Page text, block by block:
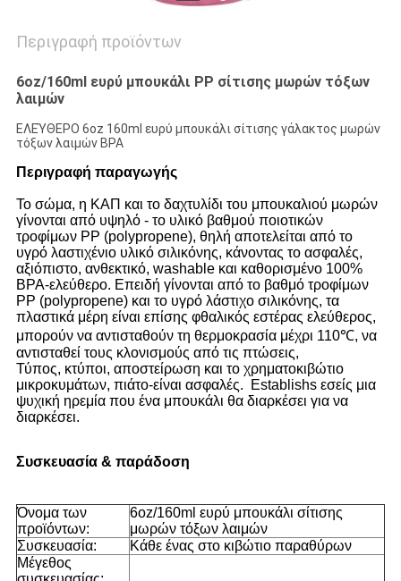
Περιγραφή προϊόντων
6oz/160ml ευρύ μπουκάλι PP σίτισης μωρών τόξων
λαιμών
ΕΛΕΎΘΕΡΟ 6oz 160ml ευρύ μπουκάλι σίτισης γάλακτος μωρών
τόξων λαιμών BPA
Περιγραφή παραγωγής
Το σώμα, η ΚΑΠ και το δαχτυλίδι του μπουκαλιού μωρών
γίνονται από υψηλό - το υλικό βαθμού ποιοτικών
τροφίμων PP (polypropene), θηλή αποτελείται από το
υγρό λαστιχένιο υλικό σιλικόνης, κάνοντας το ασφαλές,
αξιόπιστο, ανθεκτικό, washable και καθορισμένο 100%
BPA-ελεύθερο. Επειδή γίνονται από το βαθμό τροφίμων
PP (polypropene) και το υγρό λάστιχο σιλικόνης, τα
πλαστικά μέρη είναι επίσης φθαλικός εστέρας ελεύθερος,
μπορούν να αντισταθούν τη θερμοκρασία μέχρι 110℃, να
αντισταθεί τους κλονισμούς από τις πτώσεις,
Τύπος, κτύποι, αποστείρωση και το χρηματοκιβώτιο
μικροκυμάτων, πιάτο-είναι ασφαλές. Establishs εσείς μια
ψυχική ηρεμία που ένα μπουκάλι θα διαρκέσει για να
διαρκέσει.
Συσκευασία & παράδοση
Όνομα των
προϊόντων:
6oz/160ml ευρύ μπουκάλι σίτισης
μωρών τόξων λαιμών
Συσκευασία:
Κάθε ένας στο κιβώτιο παραθύρων
Μέγεθος